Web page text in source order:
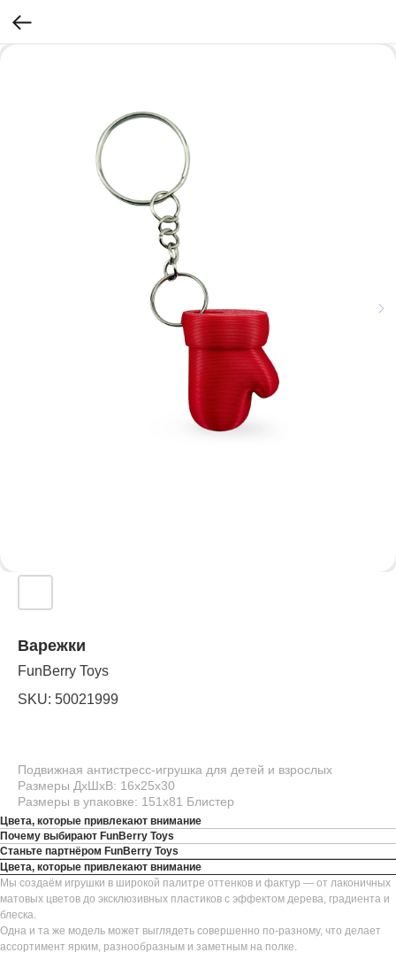
Варежки
FunBerry Toys
SKU: 50021999
Подвижная антистресс-игрушка для детей и взрослых
Размеры ДхШхВ: 16х25х30
Размеры в упаковке: 151х81 Блистер
Цвета, которые привлекают внимание
Почему выбирают FunBerry Toys
Станьте партнёром FunBerry Toys
Цвета, которые привлекают внимание
Мы создаём игрушки в широкой палитре оттенков и фактур — от лаконичных
матовых цветов до эксклюзивных пластиков с эффектом дерева, градиента и
блеска.
Одна и та же модель может выглядеть совершенно по-разному, что делает
ассортимент ярким, разнообразным и заметным на полке.